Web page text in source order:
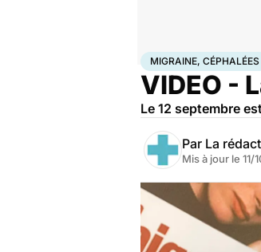
AccueilSanté Migraine,
MIGRAINE, CÉPHALÉES
VIDEO -
Le 12 septembre
Par La
Mis à jour le 11/